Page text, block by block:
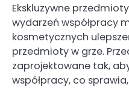
Ekskluzywne
wydarzeń współpracy
kosmetycznych
przedmioty w grze.
zaprojektowane tak,
współpracy, co